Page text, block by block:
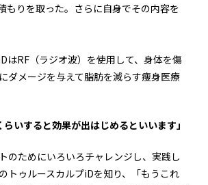
もりを取った。さらに自身でその内容を
はRF（ラジオ波）を使用して、身体を傷
ダメージを与えて脂肪を減らす痩身医療
らいすると効果が出はじめるといいます」
のためにいろいろチャレンジし、実践し
トゥルースカルプiDを知り、「もうこれ